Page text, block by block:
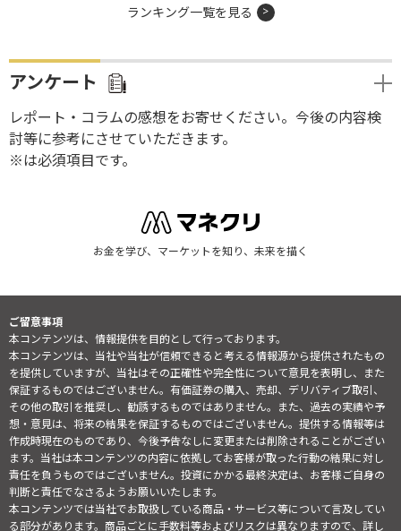
ランキング一覧を見る
アンケート
レポート・コラムの感想をお寄せください。今後の内容検
討等に参考にさせていただきます。
※は必須項目です。
お金を学び、マーケットを知り、未来を描く
ご留意事項
本コンテンツは、情報提供を目的として行っております。
本コンテンツは、当社や当社が信頼できると考える情報源から提供されたもの
を提供していますが、当社はその正確性や完全性について意見を表明し、また
保証するものではございません。有価証券の購入、売却、デリバティブ取引、
その他の取引を推奨し、勧誘するものではありません。また、過去の実績や予
想・意見は、将来の結果を保証するものではございません。提供する情報等は
作成時現在のものであり、今後予告なしに変更または削除されることがござい
ます。当社は本コンテンツの内容に依拠してお客様が取った行動の結果に対し
責任を負うものではございません。投資にかかる最終決定は、お客様ご自身の
判断と責任でなさるようお願いいたします。
本コンテンツでは当社でお取扱している商品・サービス等について言及してい
る部分があります。商品ごとに手数料等およびリスクは異なりますので、詳し